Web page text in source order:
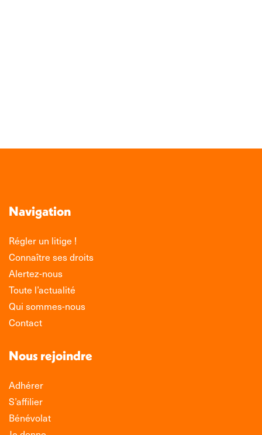
Navigation
Régler un litige !
Connaître ses droits
Alertez-nous
Toute l’actualité
Qui sommes-nous
Contact
Nous rejoindre
Adhérer
S’affilier
Bénévolat